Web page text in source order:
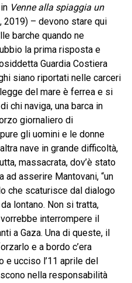
Venne alla spiaggia un
2019) – devono stare qui
barche quando ne
la prima risposta e
Guardia Costiera
siano riportati nelle carceri
del mare è ferrea e si
chi naviga, una barca in
giornaliero di
gli uomini e le donne
nave in grande difficoltà,
massacrata, dov’è stato
asserire Mantovani, “un
che scaturisce dal dialogo
lontano. Non si tratta,
interrompere il
a Gaza. Una di queste, il
e a bordo c’era
ucciso l’11 aprile del
nella responsabilità